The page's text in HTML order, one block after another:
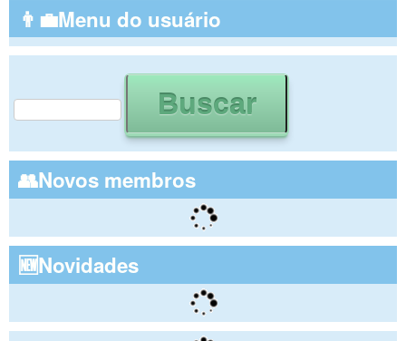
👨‍💼Menu do usuário
Formulário de busca
👥Novos membros
🆕Novidades